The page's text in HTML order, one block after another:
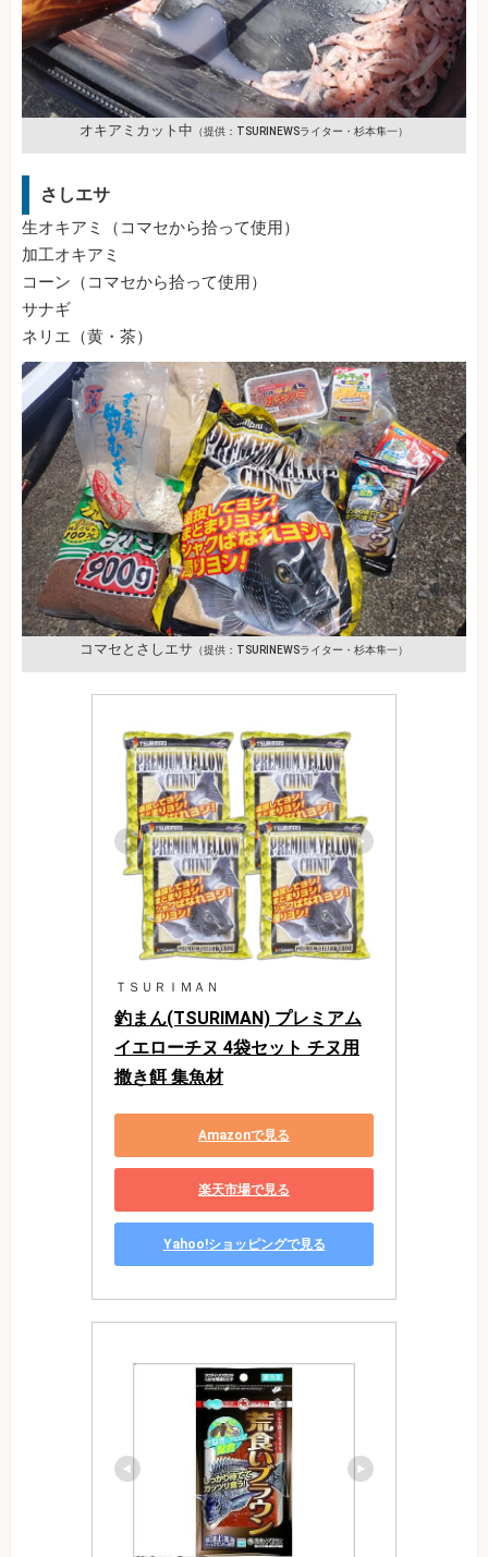
オキアミカット中 （提供：TSURINEWSライター・杉本隼一）
さしエサ
生オキアミ（コマセから拾って使用）
加工オキアミ
コーン（コマセから拾って使用）
サナギ
ネリエ（黄・茶）
コマセとさしエサ （提供：TSURINEWSライター・杉本隼一）
ＴＳＵＲＩＭＡＮ
釣まん(TSURIMAN) プレミアム
イエローチヌ 4袋セット チヌ用
撒き餌 集魚材
Amazonで見る
楽天市場で見る
Yahoo!ショッピングで見る